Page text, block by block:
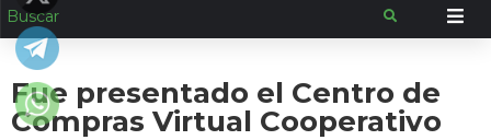
Fue presentado el Centro de
Compras Virtual Cooperativo